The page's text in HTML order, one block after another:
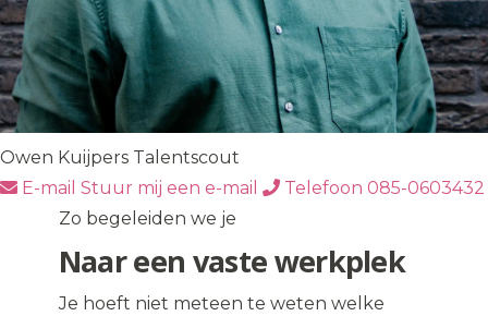
Owen Kuijpers Talentscout
E-mail Stuur mij een e-mail Telefoon 085-0603432
Zo begeleiden we je
Naar een vaste werkplek
Je hoeft niet meteen te weten welke